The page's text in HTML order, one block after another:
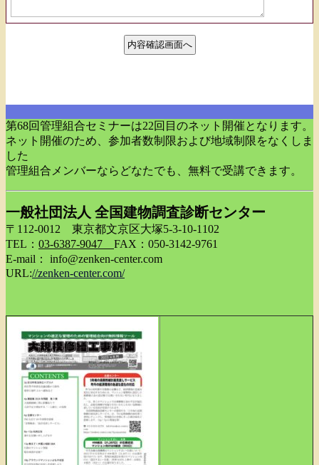
第68回管理組合セミナーは22回目のネット開催となります。
ネット開催のため、参加者数制限および地域制限をなくしま
した
管理組合メンバーならどなたでも、無料で受講できます。
一般社団法人 全国建物調査診断センター
〒112-0012 東京都文京区大塚5-3-10-1102
TEL： 03-6387-9047 FAX：050-3142-9761
E-mail： info@zenken-center.com
URL://zenken-center.com/